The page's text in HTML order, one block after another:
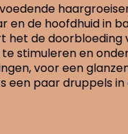
en de hoofdhuid in
het de doorbloeding
stimuleren en
voor een
een paar druppels